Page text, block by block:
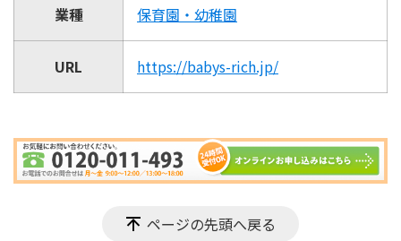
業種 保育園・幼稚園
URL https://babys-rich.jp/
ページの先頭へ戻る